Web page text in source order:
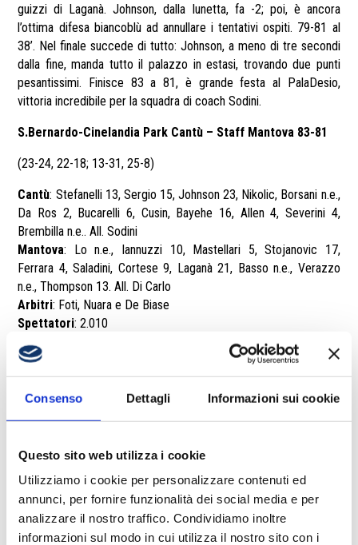
Consenso Dettagli Informazioni sui cookie
Questo sito web utilizza i cookie
Utilizziamo i cookie per personalizzare contenuti ed
annunci, per fornire funzionalità dei social media e per
analizzare il nostro traffico. Condividiamo inoltre
informazioni sul modo in cui utilizza il nostro sito con i
guizzi di Laganà. Johnson, dalla lunetta, fa -2; poi, è ancora
l’ottima difesa biancoblù ad annullare i tentativi ospiti. 79-81 al
38’. Nel finale succede di tutto: Johnson, a meno di tre secondi
dalla fine, manda tutto il palazzo in estasi, trovando due punti
pesantissimi. Finisce 83 a 81, è grande festa al PalaDesio,
vittoria incredibile per la squadra di coach Sodini.
S.Bernardo-Cinelandia Park Cantù – Staff Mantova 83-81
(23-24, 22-18; 13-31, 25-8)
Cantù: Stefanelli 13, Sergio 15, Johnson 23, Nikolic, Borsani n.e.,
Da Ros 2, Bucarelli 6, Cusin, Bayehe 16, Allen 4, Severini 4,
Brembilla n.e.. All. Sodini
Mantova: Lo n.e., Iannuzzi 10, Mastellari 5, Stojanovic 17,
Ferrara 4, Saladini, Cortese 9, Laganà 21, Basso n.e., Verazzo
n.e., Thompson 13. All. Di Carlo
Arbitri: Foti, Nuara e De Biase
Spettatori: 2.010